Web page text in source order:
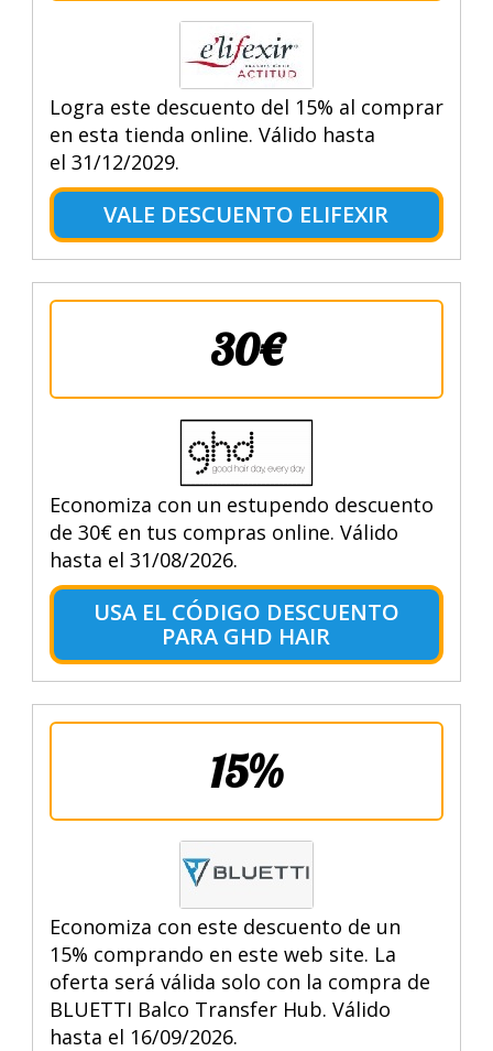
Logra este descuento del 15% al comprar
en esta tienda online. Válido hasta
el 31/12/2029.
VALE DESCUENTO ELIFEXIR
30€
Economiza con un estupendo descuento
de 30€ en tus compras online. Válido
hasta el 31/08/2026.
USA EL CÓDIGO DESCUENTO
PARA GHD HAIR
15%
Economiza con este descuento de un
15% comprando en este web site. La
oferta será válida solo con la compra de
BLUETTI Balco Transfer Hub. Válido
hasta el 16/09/2026.